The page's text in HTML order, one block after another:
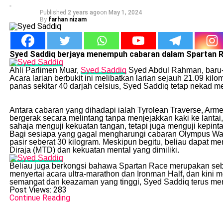
Published 2 years agoon May 1, 2024
By farhan nizam
Syed Saddiq berjaya menempuh cabaran dalam Spartan
Ahli Parlimen Muar, Syed Saddiq Syed Abdul Rahman,
Acara larian berbukit ini melibatkan larian sejauh 21.09
panas sekitar 40 darjah celsius, Syed Saddiq tetap nekad
Antara cabaran yang dihadapi ialah Tyrolean Traverse,
bergerak secara melintang tanpa menjejakkan kaki ke
sahaja menguji kekuatan tangan, tetapi juga menguji
Bagi sesiapa yang gagal mengharungi cabaran Olympus
pasir seberat 30 kilogram. Meskipun begitu, beliau dapat
Diraja (MTD) dan kekuatan mental yang dimiliki.
Beliau juga berkongsi bahawa Spartan Race merupakan
menyertai acara ultra-marathon dan Ironman Half, dan kini
semangat dan keazaman yang tinggi, Syed Saddiq terus
Post Views: 283
Continue Reading